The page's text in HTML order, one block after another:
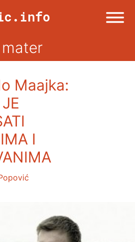
mater
Maajka:
I